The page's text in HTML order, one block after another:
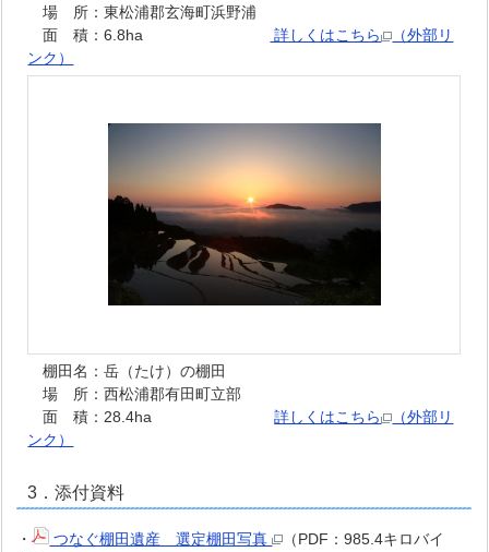
場 所：東松浦郡玄海町浜野浦
面 積：6.8ha
詳しくはこちら
（外部リ
ンク）
棚田名：岳（たけ）の棚田
場 所：西松浦郡有田町立部
面 積：28.4ha詳しくはこちら
（外部リ
ンク）
3．添付資料
・ つなぐ棚田遺産 選定棚田写真
（PDF：985.4キロバイ